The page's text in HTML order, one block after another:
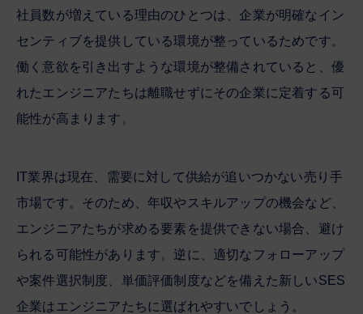
社員数が増えている理由のひとつは、企業が明確なイン
センティブを提供している環境が整っているためです。
働く意欲を引き出すような環境が整備されていると、優
れたエンジニアたちは離職せずにその企業に定着する可
能性が高まります。
IT業界は現在、需要に対して供給が追いつかない売り手
市場です。そのため、年収やスキルアップの機会など、
エンジニアたちが求める要素を提供できない場合、避け
られる可能性があります。逆に、適切なフォローアップ
や案件選択制度、単価評価制度などを備えた新しいSES
企業はエンジニアたちに選ばれやすいでしょう。